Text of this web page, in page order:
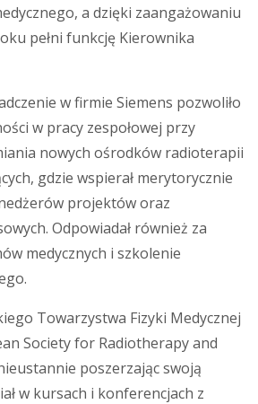
a dzięki zaangażowaniu
pełni funkcję Kierownika
w firmie Siemens pozwoliło
w pracy zespołowej przy
nowych ośrodków radioterapii
gdzie wspierał merytorycznie
projektów oraz
Odpowiadał również za
medycznych i szkolenie
Towarzystwa Fizyki Medycznej
Society for Radiotherapy and
poszerzając swoją
w kursach i konferencjach z